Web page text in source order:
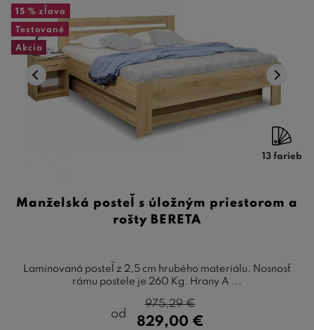
15 % zľava
Testované
Akcia
13 farieb
Manželská posteľ s úložným priestorom a
rošty BERETA
Laminovaná posteľ z 2,5 cm hrubého materiálu. Nosnosť
rámu postele je 260 Kg. Hrany A ...
od
829,00 €
975,29€